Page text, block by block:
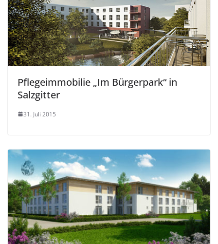
Pflegeimmobilie „Im Bürgerpark“ in
Salzgitter
31. Juli 2015